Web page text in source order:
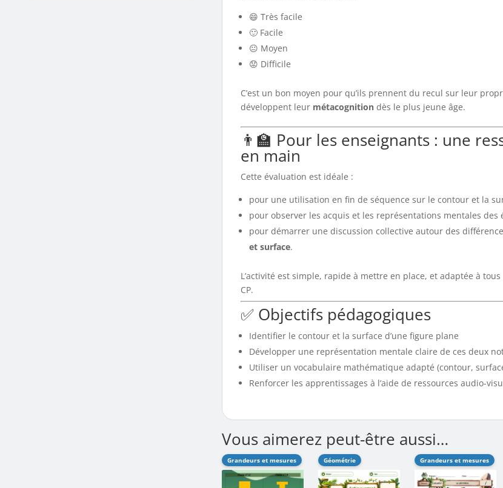
😄 Très facile
🙂 Facile
😐 Moyen
😟 Difficile
C’est un bon moyen pour qu’ils prennent du recul sur leur
développent leur métacognitiondès le plus jeune âge.
👨‍🏫 Pour les enseignants : une
en main
Cette évaluation est idéale :
pour une utilisation en fin de séquence sur le contour et la
pour observer les acquis et les représentations mentales des
pour démarrer une discussion collective autour des
et surface.
L’activité est simple, rapide à mettre en place, et adaptée à
CP.
✅ Objectifs pédagogiques
Identifier le contour et la surface d’une figure plane
Développer une représentation mentale claire de ces deux
Utiliser un vocabulaire mathématique adapté (contour,
Renforcer les apprentissages à l’aide de ressources audio-
Vous aimerez peut-être aussi…
Grandeurs et mesures Géométrie Grandeurs et mesures